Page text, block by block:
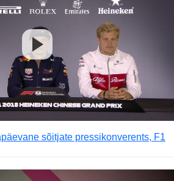
sõitjate pressikonverents, F1